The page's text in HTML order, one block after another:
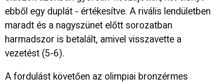
ebből egy duplát - értékesítve. A rivális lendületben
maradt és a nagyszünet előtt sorozatban
harmadszor is betalált, amivel visszavette a
vezetést (5-6).
A fordulást követően az olimpiai bronzérmes